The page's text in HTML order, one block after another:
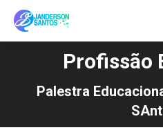
Profissão
Palestra
Você